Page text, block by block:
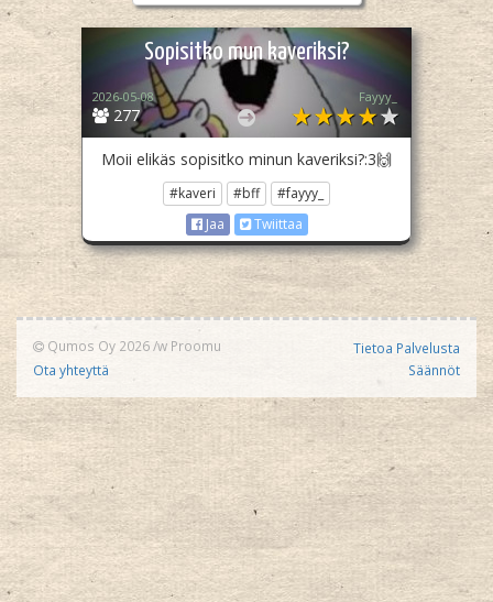
Sopisitko mun kaveriksi?
277
2026-05-08 Fayyy_
Moii elikäs sopisitko minun kaveriksi?:3🙌
#kaveri #bff
#fayyy_
Jaa
Twiittaa
Qumos Oy 2026/w Proomu
Ota yhteyttä
Tietoa Palvelusta
Säännöt